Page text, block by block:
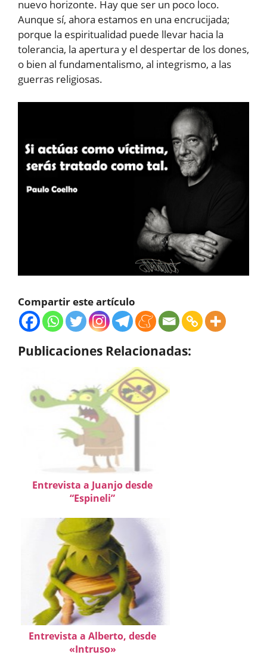
nuevo horizonte. Hay que ser un poco loco.
Aunque sí, ahora estamos en una encrucijada;
porque la espiritualidad puede llevar hacia la
tolerancia, la apertura y el despertar de los dones,
o bien al fundamentalismo, al integrismo, a las
guerras religiosas.
Compartir este artículo
Publicaciones Relacionadas:
Entrevista a Juanjo desde
“Espineli”
Entrevista a Alberto, desde
«Intruso»